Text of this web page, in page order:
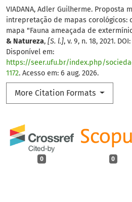
VIADANA, Adler Guilherme. Proposta
intrepretação de mapas corológicos:
mapa "Fauna ameaçada de
& Natureza, [S. l.], v. 9, n. 18, 2021. DOI:
Disponível em:
https://seer.ufu.br/index.php/
1172. Acesso em: 6 aug. 2026.
More Citation Formats
0 0